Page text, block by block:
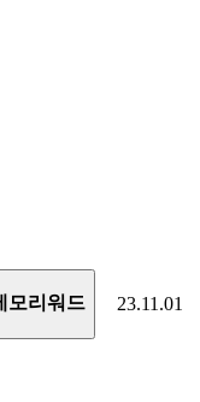
모리워드 23.11.01